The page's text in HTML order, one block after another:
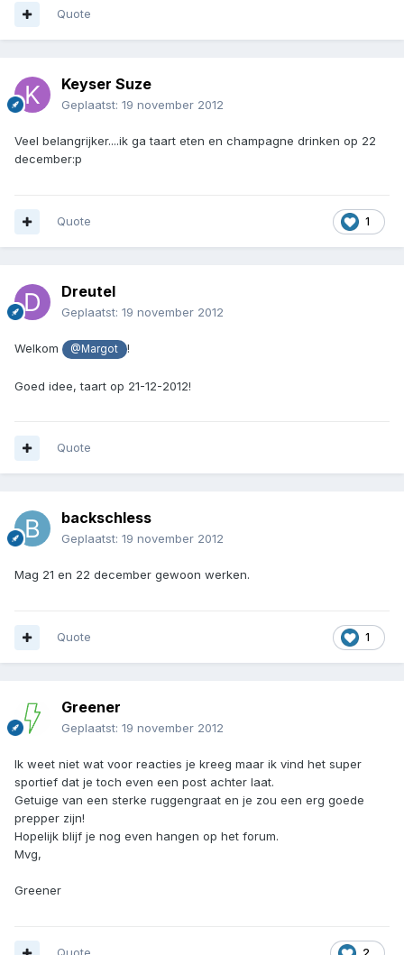
Quote
Keyser Suze
Geplaatst: 19 november 2012
Veel belangrijker....ik ga taart eten en champagne drinken op 22
december:p
1
Quote
Dreutel
Geplaatst: 19 november 2012
Welkom @Margot !
Goed idee, taart op 21-12-2012!
Quote
backschless
Geplaatst: 19 november 2012
Mag 21 en 22 december gewoon werken.
1
Quote
Greener
Geplaatst: 19 november 2012
Ik weet niet wat voor reacties je kreeg maar ik vind het super
sportief dat je toch even een post achter laat.
Getuige van een sterke ruggengraat en je zou een erg goede
prepper zijn!
Hopelijk blijf je nog even hangen op het forum.
Mvg,
Greener